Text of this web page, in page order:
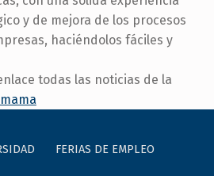
y de mejora de los procesos
haciéndolos fáciles y
todas las noticias de la
FERIAS DE EMPLEO